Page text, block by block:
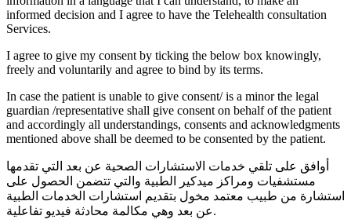
informed decision and I agree to have the Telehealth consultation
Services.
I agree to give my consent by ticking the below box knowingly,
freely and voluntarily and agree to bind by its terms.
In case the patient is unable to give consent/ is a minor the legal
guardian /representative shall give consent on behalf of the patient
and accordingly all understandings, consents and acknowledgments
mentioned above shall be deemed to be consented by the patient.
أوافق على تلقي خدمات الاستشارات الصحية عن بعد التي تقدمها
مستشفيات ومراكز ميدكير الطبية والتي تتضمن الحصول على
استشارة من طبيب معتمد مخول بتقديم استشارات الخدمات الطبية
عن بعد وهي مكالمة محادثة فيديو تفاعلية.